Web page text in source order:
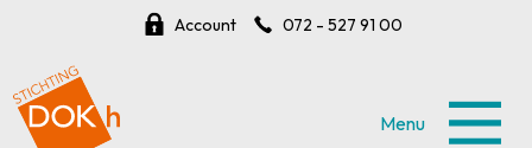
Account 072 - 527 91 00
Menu